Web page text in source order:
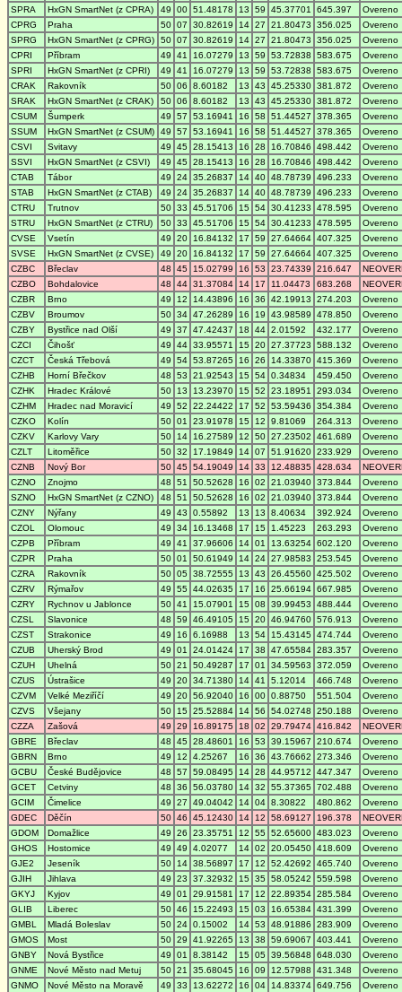
SPRA
HxGN SmartNet (z CPRA) 49 00 51.48178 13 59 45.37701 645.397
Overeno
CPRG
Praha 50 07 30.82619 14 27 21.80473 356.025
Overeno
SPRG
HxGN SmartNet (z CPRG) 50 07 30.82619 14 27 21.80473 356.025
Overeno
CPRI
Příbram 49 41 16.07279 13 59 53.72838 583.675
Overeno
SPRI
HxGN SmartNet (z CPRI) 49 41 16.07279 13 59 53.72838 583.675
Overeno
CRAK
Rakovník 50 06 8.60182 13 43 45.25330 381.872
Overeno
SRAK
HxGN SmartNet (z CRAK) 50 06 8.60182 13 43 45.25330 381.872
Overeno
CSUM
Šumperk 49 57 53.16941 16 58 51.44527 378.365
Overeno
SSUM
HxGN SmartNet (z CSUM) 49 57 53.16941 16 58 51.44527 378.365
Overeno
CSVI
Svitavy 49 45 28.15413 16 28 16.70846 498.442
Overeno
SSVI
HxGN SmartNet (z CSVI) 49 45 28.15413 16 28 16.70846 498.442
Overeno
CTAB
Tábor 49 24 35.26837 14 40 48.78739 496.233
Overeno
STAB
HxGN SmartNet (z CTAB) 49 24 35.26837 14 40 48.78739 496.233
Overeno
CTRU
Trutnov 50 33 45.51706 15 54 30.41233 478.595
Overeno
STRU
HxGN SmartNet (z CTRU) 50 33 45.51706 15 54 30.41233 478.595
Overeno
CVSE
Vsetín 49 20 16.84132 17 59 27.64664 407.325
Overeno
SVSE
HxGN SmartNet (z CVSE) 49 20 16.84132 17 59 27.64664 407.325
Overeno
CZBC
Břeclav 48 45 15.02799 16 53 23.74339 216.647
CZBO
Bohdalovice 48 44 31.37084 14 17 11.04473 683.268
CZBR
Brno 49 12 14.43896 16 36 42.19913 274.203
Overeno
CZBV
Broumov 50 34 47.26289 16 19 43.98589 478.850
Overeno
CZBY
Bystřice nad Olší 49 37 47.42437 18 44 2.01592 432.177
Overeno
CZCI
Čihošť 49 44 33.95571 15 20 27.37723 588.132
Overeno
CZCT
Česká Třebová 49 54 53.87265 16 26 14.33870 415.369
Overeno
CZHB
Horní Břečkov 48 53 21.92543 15 54 0.34834 459.450
Overeno
CZHK
Hradec Králové 50 13 13.23970 15 52 23.18951 293.034
Overeno
CZHM
Hradec nad Moravicí 49 52 22.24422 17 52 53.59436 354.384
Overeno
CZKO
Kolín 50 01 23.91978 15 12 9.81069 264.313
Overeno
CZKV
Karlovy Vary 50 14 16.27589 12 50 27.23502 461.689
Overeno
CZLT
Litoměřice 50 32 17.19849 14 07 51.91620 233.929
Overeno
CZNB
Nový Bor 50 45 54.19049 14 33 12.48835 428.634
CZNO
Znojmo 48 51 50.52628 16 02 21.03940 373.844
Overeno
SZNO
HxGN SmartNet (z CZNO) 48 51 50.52628 16 02 21.03940 373.844
Overeno
CZNY
Nýřany 49 43 0.55892 13 13 8.40634 392.924
Overeno
CZOL
Olomouc 49 34 16.13468 17 15 1.45223 263.293
Overeno
CZPB
Příbram 49 41 37.96606 14 01 13.63254 602.120
Overeno
CZPR
Praha 50 01 50.61949 14 24 27.98583 253.545
Overeno
CZRA
Rakovník 50 05 38.72555 13 43 26.45560 425.502
Overeno
CZRV
Rýmařov 49 55 44.02635 17 16 25.66194 667.985
Overeno
CZRY
Rychnov u Jablonce 50 41 15.07901 15 08 39.99453 488.444
Overeno
CZSL
Slavonice 48 59 46.49105 15 20 46.94760 576.913
Overeno
CZST
Strakonice 49 16 6.16988 13 54 15.43145 474.744
Overeno
CZUB
Uherský Brod 49 01 24.01424 17 38 47.65584 283.357
Overeno
CZUH
Uhelná 50 21 50.49287 17 01 34.59563 372.059
Overeno
CZUS
Ústrašice 49 20 34.71380 14 41 5.12014 466.748
Overeno
CZVM
Velké Meziříčí 49 20 56.92040 16 00 0.88750 551.504
Overeno
CZVS
Všejany 50 15 25.52884 14 56 54.02748 250.188
Overeno
CZZA
Zašová 49 29 16.89175 18 02 29.79474 416.842
GBRE
Břeclav 48 45 28.48601 16 53 39.15967 210.674
Overeno
GBRN
Brno 49 12 4.25267 16 36 43.76662 273.346
Overeno
GCBU
České Budějovice 48 57 59.08495 14 28 44.95712 447.347
Overeno
GCET
Cetviny 48 36 56.03780 14 32 55.37365 702.488
Overeno
GCIM
Čimelice 49 27 49.04042 14 04 8.30822 480.862
Overeno
GDEC
Děčín 50 46 45.12430 14 12 58.69127 196.378
GDOM
Domažlice 49 26 23.35751 12 55 52.65600 483.023
Overeno
GHOS
Hostomice 49 49 4.02077 14 02 20.05450 418.609
Overeno
GJE2
Jeseník 50 14 38.56897 17 12 52.42692 465.740
Overeno
GJIH
Jihlava 49 23 37.32932 15 35 58.05242 559.598
Overeno
GKYJ
Kyjov 49 01 29.91581 17 12 22.89354 285.584
Overeno
GLIB
Liberec 50 46 15.22493 15 03 16.65384 431.399
Overeno
GMBL
Mladá Boleslav 50 24 0.15002 14 53 48.91886 283.909
Overeno
GMOS
Most 50 29 41.92265 13 38 59.69067 403.441
Overeno
GNBY
Nová Bystřice 49 01 8.38142 15 05 39.56848 648.030
Overeno
GNME
Nové Město nad Metuj 50 21 35.68045 16 09 12.57988 431.348
Overeno
GNMO
Nové Město na Moravě 49 33 13.62272 16 04 14.83374 649.756
Overeno